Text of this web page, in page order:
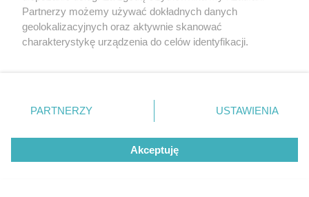
Podróż prywatnym
odrzutowcem to dopiero
Partnerzy możemy używać dokładnych danych
geolokalizacyjnych oraz aktywnie skanować
charakterystykę urządzenia do celów identyfikacji.
zmienić/wycofać klikając przycisk ustawień prywatności
znajdujący się w lewym dolnym rogu strony
rodzaje przetwarzania danych nie wymagają zgody
użytkownika, ale masz prawo sprzeciwić się takiemu
przetwarzaniu. Preferencje będą miały zastosowanie tylko
PARTNERZY USTAWIENIA
Akceptuję